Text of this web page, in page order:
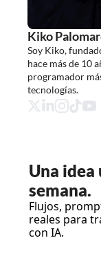
Kiko
Soy Kiko,
hace más de 10
programador
tecnologías.
Una idea
semana.
Flujos,
reales para
con IA.